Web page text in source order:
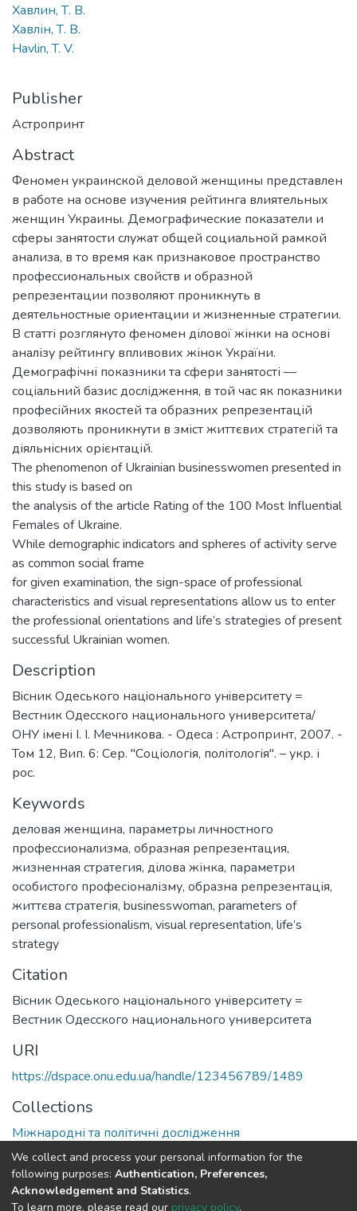
Хавлин, Т. В.
Хавлін, Т. В.
Havlin, T. V.
Publisher
Астропринт
Abstract
Феномен украинской деловой женщины представлен
в работе на основе изучения рейтинга влиятельных
женщин Украины. Демографические показатели и
сферы занятости служат общей социальной рамкой
анализа, в то время как признаковое пространство
профессиональных свойств и образной
репрезентации позволяют проникнуть в
деятельностные ориентации и жизненные стратегии.
В статті розглянуто феномен ділової жінки на основі
аналізу рейтингу впливових жінок України.
Демографічні показники та сфери занятості —
соціальний базис дослідження, в той час як показники
професійних якостей та образних репрезентацій
дозволяють проникнути в зміст життєвих стратегій та
діяльнісних орієнтацій.
The phenomenon of Ukrainian businesswomen presented in
this study is based on
the analysis of the article Rating of the 100 Most Influential
Females of Ukraine.
While demographic indicators and spheres of activity serve
as common social frame
for given examination, the sign-space of professional
characteristics and visual representations allow us to enter
the professional orientations and life’s strategies of present
successful Ukrainian women.
Description
Вiсник Одеського нацiонального унiверситету =
Вестник Одесского национального университета/
ОНУ імені І. І. Мечникова. - Одеса : Астропринт, 2007. -
Том 12, Вип. 6: Сер. "Соціологія, політологія". – укр. і
рос.
Keywords
деловая женщина, параметры личностного
профессионализма, образная репрезентация,
жизненная стратегия, ділова жінка, параметри
особистого професіоналізму, образна репрезентація,
життєва стратегія, businesswoman, parameters of
personal professionalism, visual representation, life’s
strategy
Citation
Вiсник Одеського нацiонального унiверситету =
Вестник Одесского национального университета
URI
https://dspace.onu.edu.ua/handle/123456789/1489
Collections
Міжнародні та політичні дослідження
Full item page
We collect and process your personal information for the
following purposes: Authentication, Preferences,
Acknowledgement and Statistics.
To learn more, please read our privacy policy.